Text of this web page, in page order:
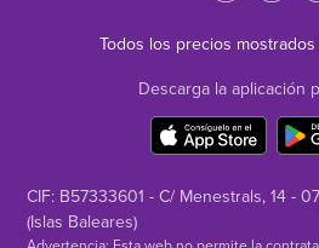
Todos los precios
Descarga la aplicación
CIF: B57333601 - C/ Menestrals, 14 -
(Islas Baleares)